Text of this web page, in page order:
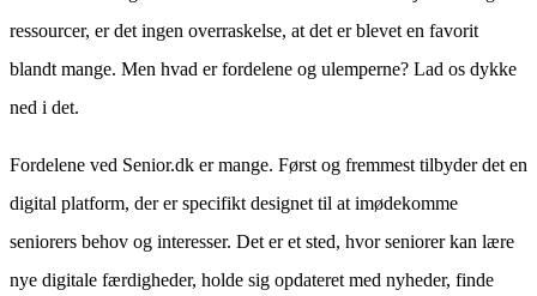
ressourcer, er det ingen overraskelse, at det er blevet en favorit
blandt mange. Men hvad er fordelene og ulemperne? Lad os dykke
ned i det.
Fordelene ved Senior.dk er mange. Først og fremmest tilbyder det en
digital platform, der er specifikt designet til at imødekomme
seniorers behov og interesser. Det er et sted, hvor seniorer kan lære
nye digitale færdigheder, holde sig opdateret med nyheder, finde